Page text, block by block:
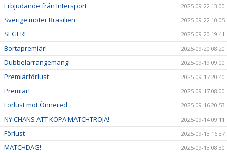
Erbjudande från Intersport 2025-09-22 13:00
Sverige möter Brasilien 2025-09-22 10:05
SEGER! 2025-09-20 19:41
Bortapremiär! 2025-09-20 08:20
Dubbelarrangemang! 2025-09-19 09:00
Premiärförlust 2025-09-17 20:40
Premiär! 2025-09-17 08:00
Förlust mot Önnered 2025-09-16 20:53
NY CHANS ATT KÖPA MATCHTRÖJA! 2025-09-14 09:11
Förlust 2025-09-13 16:37
MATCHDAG! 2025-09-13 08:30